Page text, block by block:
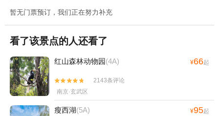
暂无门票预订，我们正在努力补充
看了该景点的人还看了
红山森林动物园(4A) ¥66起


2143条评论
南京·玄武区
瘦西湖(5A) ¥95起